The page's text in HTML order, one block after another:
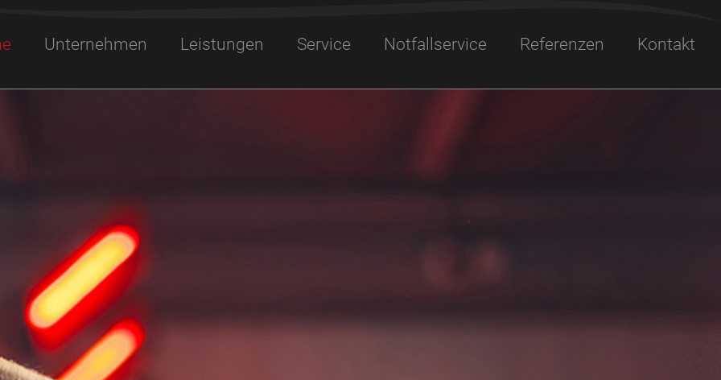
Unternehmen Leistungen Service Notfallservice Referenzen Kontakt